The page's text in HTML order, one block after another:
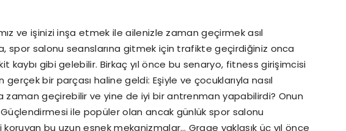
ve işinizi inşa etmek ile ailenizle zaman geçirmek asıl
spor salonu seanslarına gitmek için trafikte geçirdiğiniz onca
kaybı gibi gelebilir. Birkaç yıl önce bu senaryo, fitness girişimcisi
gerçek bir parçası haline geldi: Eşiyle ve çocuklarıyla nasıl
zaman geçirebilir ve yine de iyi bir antrenman yapabilirdi? Onun
ile popüler olan ancak günlük spor salonu
bu uzun esnek mekanizmalar… Grage yaklaşık üç yıl önce